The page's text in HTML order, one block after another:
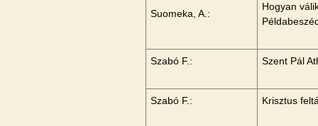
Suomeka, A.:
Hogyan
Szabó F.: Szent Pál
Szabó F.: Krisztus